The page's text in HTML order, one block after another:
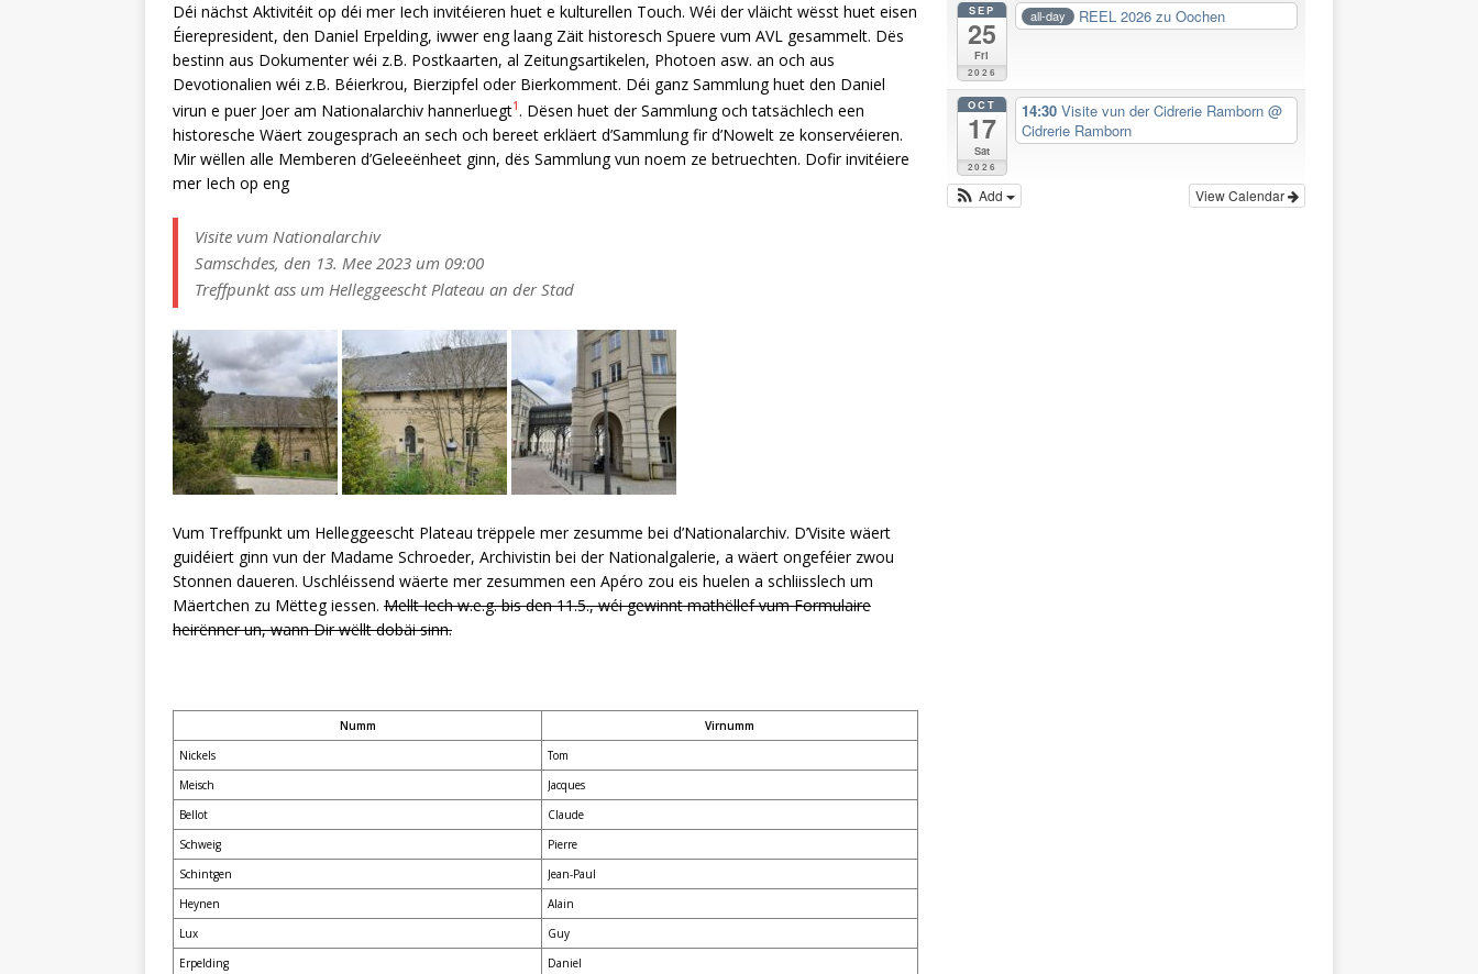
Déi nächst Aktivitéit op déi mer Iech invitéieren huet e kulturellen Touch. Wéi der vläicht wësst huet eisen
Éierepresident, den Daniel Erpelding, iwwer eng laang Zäit historesch Spuere vum AVL gesammelt. Dës
bestinn aus Dokumenter wéi z.B. Postkaarten, al Zeitungsartikelen, Photoen asw. an och aus
Devotionalien wéi z.B. Béierkrou, Bierzipfel oder Bierkomment. Déi ganz Sammlung huet den Daniel
virun e puer Joer am Nationalarchiv hannerluegt1 . Dësen huet der Sammlung och tatsächlech een
historesche Wäert zougesprach an sech och bereet erkläert d’Sammlung fir d’Nowelt ze konservéieren.
Mir wëllen alle Memberen d’Geleeënheet ginn, dës Sammlung vun noem ze betruechten. Dofir invitéiere
mer Iech op eng
Visite vum Nationalarchiv
Samschdes, den 13. Mee 2023 um 09:00
Treffpunkt ass um Helleggeescht Plateau an der Stad
Vum Treffpunkt um Helleggeescht Plateau trëppele mer zesumme bei d’Nationalarchiv. D’Visite wäert
guidéiert ginn vun der Madame Schroeder, Archivistin bei der Nationalgalerie, a wäert ongeféier zwou
Stonnen daueren. Uschléissend wäerte mer zesummen een Apéro zou eis huelen a schliisslech um
Mäertchen zu Mëtteg iessen. Mellt Iech w.e.g. bis den 11.5., wéi gewinnt mathëllef vum Formulaire
heirënner un, wann Dir wëllt dobäi sinn.
Numm
Virnumm
Nickels
Tom
Meisch
Jacques
Bellot
Claude
Schweig
Pierre
Schintgen
Jean-Paul
Heynen
Alain
Lux
Guy
Erpelding
Daniel
SEP
25
Fri
2026
all-day REEL 2026 zu Oochen
OCT
17
Sat
2026
14:30Visite vun der Cidrerie Ramborn@
Cidrerie Ramborn
View Calendar
Add